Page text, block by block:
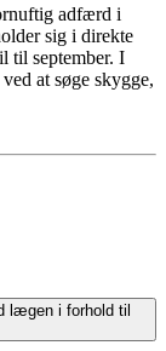
adfærd i
sig i direkte
til september. I
at søge skygge,
lægen i forhold til